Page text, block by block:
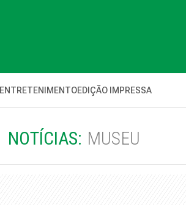
ENTRETENIMENTOEDIÇÃO IMPRESSA
NOTÍCIAS: MUSEU